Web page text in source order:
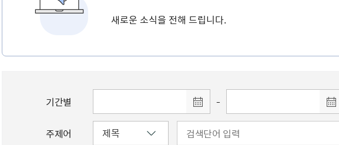
새로운 소식을 전해 드립니다.
기간별 -
주제어